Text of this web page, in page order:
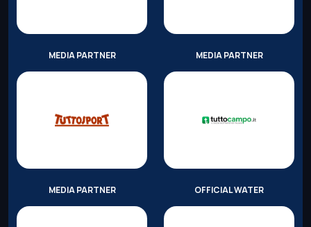
MEDIA PARTNER MEDIA PARTNER
MEDIA PARTNER OFFICIAL WATER